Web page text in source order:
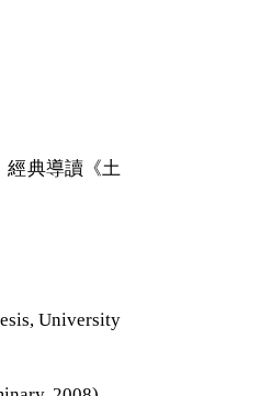
經典導讀《土
University